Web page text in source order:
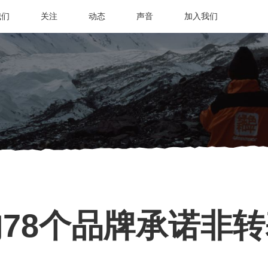
关注 动态 声音 加入我们
个品牌承诺非